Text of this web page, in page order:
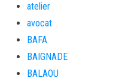
atelier
avocat
BAFA
BAIGNADE
BALAOU